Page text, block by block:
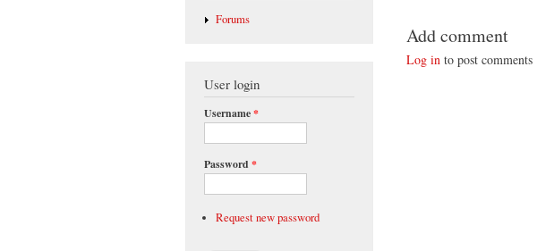
Forums
User login
Username*
Password *
Request new password
Add comment
Log in to post comments